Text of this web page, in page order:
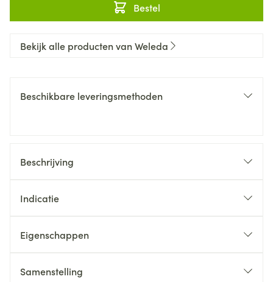
Bestel
Bekijk alle producten van Weleda
Beschikbare leveringsmethoden
Beschrijving
Indicatie
Eigenschappen
Samenstelling